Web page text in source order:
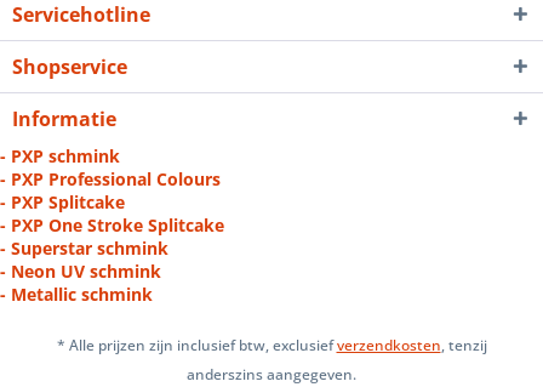
Servicehotline
Shopservice
Informatie
- PXP schmink
- PXP Professional Colours
- PXP Splitcake
- PXP One Stroke Splitcake
- Superstar schmink
- Neon UV schmink
- Metallic schmink
* Alle prijzen zijn inclusief btw, exclusiefverzendkosten, tenzij
anderszins aangegeven.